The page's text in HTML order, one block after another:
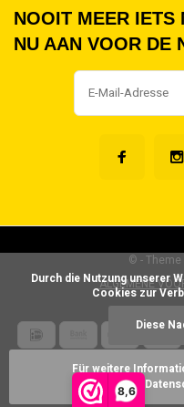
8,6
NOOIT MEER IETS
NU AAN VOOR DE
ALGEMENE
© -
Cookies zur
Diese
Für weitere